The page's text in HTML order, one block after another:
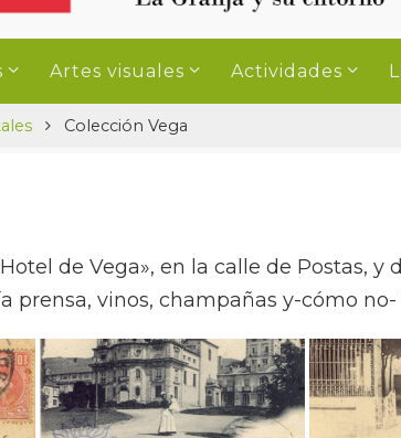
Artes visuales Actividades
Colección Vega
de Vega», en la calle de Postas,
prensa, vinos, champañas y-cómo